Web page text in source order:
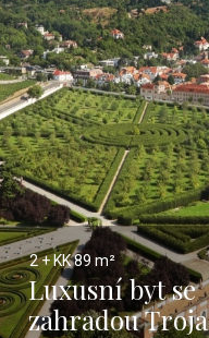
2 + KK89 m²
Luxusní byt se
zahradou Troja